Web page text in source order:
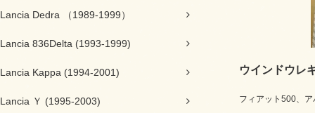
Lancia Dedra （1989-1999）
Lancia 836Delta (1993-1999)
Lancia Kappa (1994-2001)
Lancia Ｙ (1995-2003)
ウインドウレ
フィアット500、